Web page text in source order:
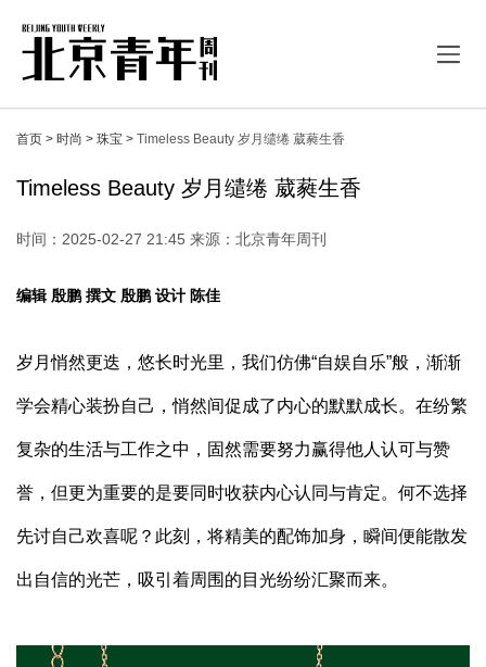
首页 > 时尚 > 珠宝 > Timeless Beauty 岁月缱绻 葳蕤生香
Timeless Beauty 岁月缱绻 葳蕤生香
时间：2025-02-27 21:45 来源：北京青年周刊
编辑 殷鹏 撰文 殷鹏 设计 陈佳
岁月悄然更迭，悠长时光里，我们仿佛“自娱自乐”般，渐渐
学会精心装扮自己，悄然间促成了内心的默默成长。在纷繁
复杂的生活与工作之中，固然需要努力赢得他人认可与赞
誉，但更为重要的是要同时收获内心认同与肯定。何不选择
先讨自己欢喜呢？此刻，将精美的配饰加身，瞬间便能散发
出自信的光芒，吸引着周围的目光纷纷汇聚而来。